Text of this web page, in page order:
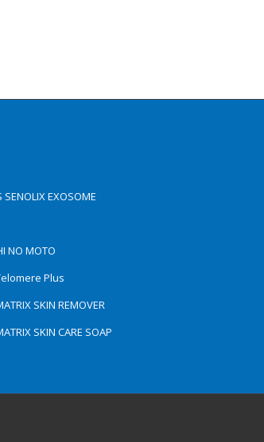
SENOLIX EXOSOME
NO MOTO
Plus
SKIN REMOVER
SKIN CARE SOAP